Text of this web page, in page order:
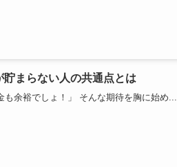
まらない人の共通点とは
も余裕でしょ！」 そんな期待を胸に始め...